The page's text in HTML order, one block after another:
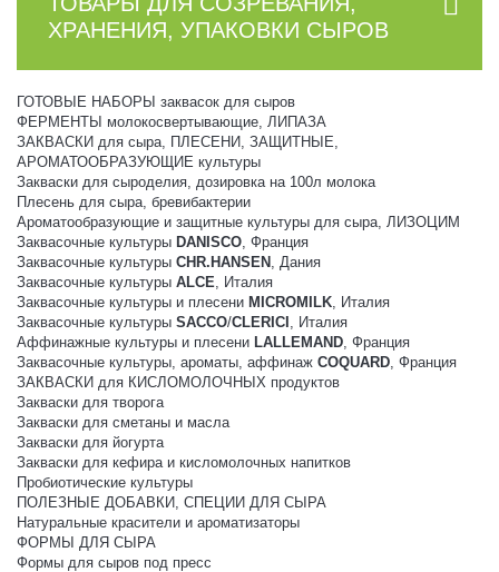
ХРАНЕНИЯ, УПАКОВКИ СЫРОВ
ГОТОВЫЕ НАБОРЫ заквасок для сыров
ФЕРМЕНТЫ молокосвертывающие, ЛИПАЗА
ЗАКВАСКИ для сыра, ПЛЕСЕНИ, ЗАЩИТНЫЕ,
АРОМАТООБРАЗУЮЩИЕ культуры
Закваски для сыроделия, дозировка на 100л молока
Плесень для сыра, бревибактерии
Ароматообразующие и защитные культуры для сыра, ЛИЗОЦИМ
Заквасочные культуры DANISCO, Франция
Заквасочные культуры CHR.HANSEN , Дания
Заквасочные культуры ALCE, Италия
Заквасочные культуры и плесени MICROMILK, Италия
Заквасочные культуры SACCO/CLERICI , Италия
Аффинажные культуры и плесени LALLEMAND, Франция
Заквасочные культуры, ароматы, аффинаж COQUARD, Франция
ЗАКВАСКИ для КИСЛОМОЛОЧНЫХ продуктов
Закваски для творога
Закваски для сметаны и масла
Закваски для йогурта
Закваски для кефира и кисломолочных напитков
Пробиотические культуры
ПОЛЕЗНЫЕ ДОБАВКИ, СПЕЦИИ ДЛЯ СЫРА
Натуральные красители и ароматизаторы
ФОРМЫ ДЛЯ СЫРА
Формы для сыров под пресс